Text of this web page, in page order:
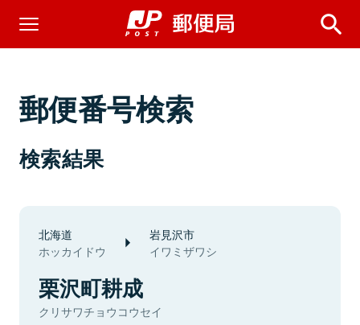
郵便番号検索
検索結果
北海道
ホッカイドウ
岩見沢市
イワミザワシ
栗沢町耕成
クリサワチョウコウセイ